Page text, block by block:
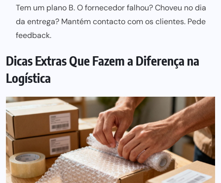
Tem um plano B. O fornecedor falhou? Choveu no dia
da entrega? Mantém contacto com os clientes. Pede
feedback.
Dicas Extras Que Fazem a Diferença na
Logística